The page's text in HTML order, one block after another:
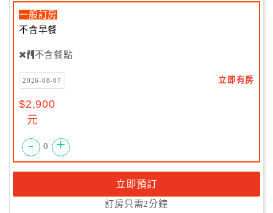
一般訂房
不含早餐
不含餐點
2026-08-07 立即有房
$2,900
元
- 0 +
立即預訂
訂房只需2分鐘